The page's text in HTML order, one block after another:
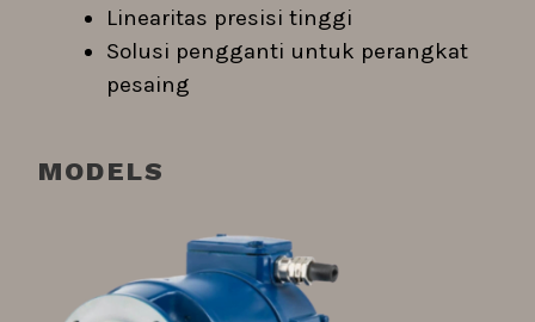
Linearitas presisi tinggi
Solusi pengganti untuk perangkat
pesaing
MODELS